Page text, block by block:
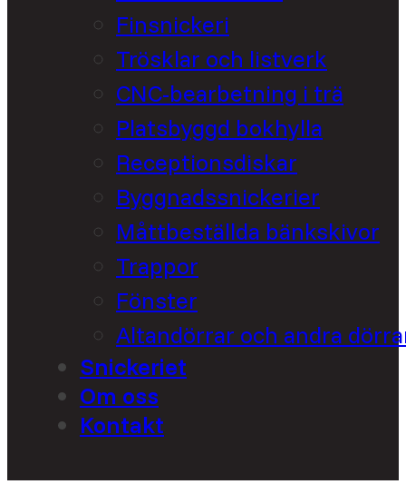
Finsnickeri
Trösklar och listverk
CNC-bearbetning i trä
Platsbyggd bokhylla
Receptionsdiskar
Byggnadssnickerier
Måttbeställda bänkskivor
Trappor
Fönster
Altandörrar och andra
Snickeriet
Om oss
Kontakt